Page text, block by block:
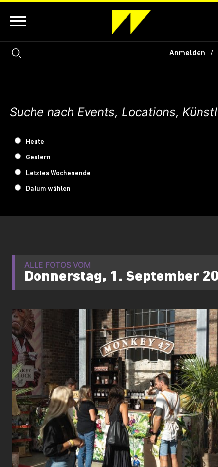
Anmelden
Heute
Gestern
Letztes Wochenende
Datum wählen
ALLE FOTOS VOM
Donnerstag, 1. September